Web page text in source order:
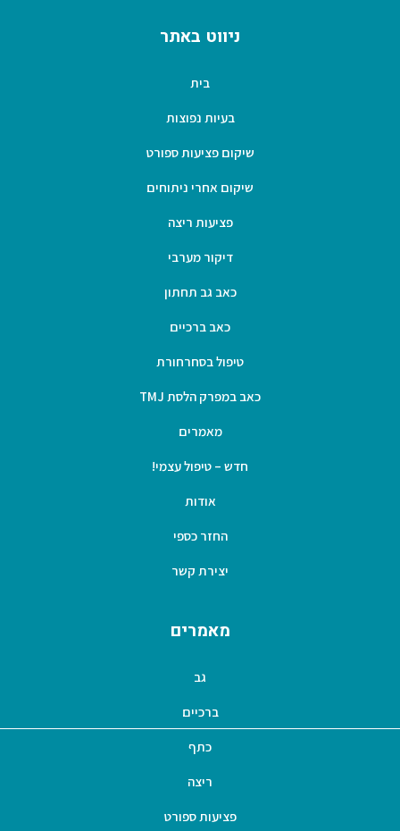
ניווט באתר
בית
בעיות נפוצות
שיקום פציעות ספורט
שיקום אחרי ניתוחים
פציעות ריצה
דיקור מערבי
כאב גב תחתון
כאב ברכיים
טיפול בסחרחורת
כאב במפרק הלסת TMJ
מאמרים
חדש – טיפול עצמי!
אודות
החזר כספי
יצירת קשר
מאמרים
גב
ברכיים
כתף
ריצה
פציעות ספורט